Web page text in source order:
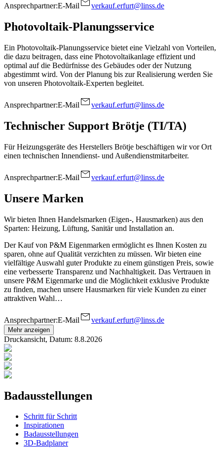
Ansprechpartner:E-Mail verkauf.erfurt@linss.de
Photovoltaik-Planungsservice
Ein Photovoltaik-Planungsservice bietet eine Vielzahl von Vorteilen,
die dazu beitragen, dass eine Photovoltaikanlage effizient und
optimal auf die Bedürfnisse des Gebäudes oder der Nutzung
abgestimmt wird. Von der Planung bis zur Realisierung werden Sie
von unseren Photovoltaik-Experten begleitet.
Ansprechpartner:E-Mail verkauf.erfurt@linss.de
Technischer Support Brötje (TI/TA)
Für Heizungsgeräte des Herstellers Brötje beschäftigen wir vor Ort
einen technischen Innendienst- und Außendienstmitarbeiter.
Ansprechpartner:E-Mail verkauf.erfurt@linss.de
Unsere Marken
Wir bieten Ihnen Handelsmarken (Eigen-, Hausmarken) aus den
Sparten: Heizung, Lüftung, Sanitär und Installation an.
Der Kauf von P&M Eigenmarken ermöglicht es Ihnen Kosten zu
sparen, ohne auf Qualität verzichten zu müssen. Wir bieten eine
vielfältige Auswahl guter Produkte zu einem günstigen Preis, sowie
eine verbesserte Transparenz und Nachhaltigkeit. Das Vertrauen in
unsere P&M Eigenmarke und die Möglichkeit exklusive Produkte
zu finden, machen unsere Hausmarken für viele Kunden zu einer
attraktiven Wahl…
Ansprechpartner:E-Mail verkauf.erfurt@linss.de
Mehr anzeigen
Druckansicht, Datum: 8.8.2026
Badausstellungen
Schritt für Schritt
Inspirationen
Badausstellungen
3D-Badplaner